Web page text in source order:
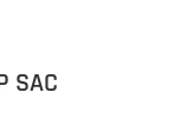
SAC